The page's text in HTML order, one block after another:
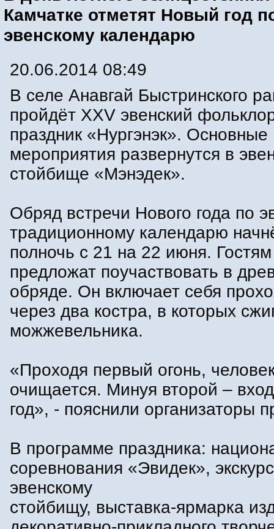
Камчатке отметят Новый год
эвенскому календарю
20.06.2014 08:49
В селе Анавгай Быстринского
пройдёт XXV эвенский
праздник «Нургэнэк». Основные
мероприятия развернутся в
стойбище «Мэнэдек».
Обряд встречи Нового года по
традиционному календарю
полночь с 21 на 22 июня.
предложат поучаствовать в
обряде. Он включает себя
через два костра, в которых
можжевельника.
«Проходя первый огонь,
очищается. Минуя второй –
год», - пояснили организаторы
В программе праздника:
соревнования «Эвидек»,
эвенскому
стойбищу, выставка-ярмарка